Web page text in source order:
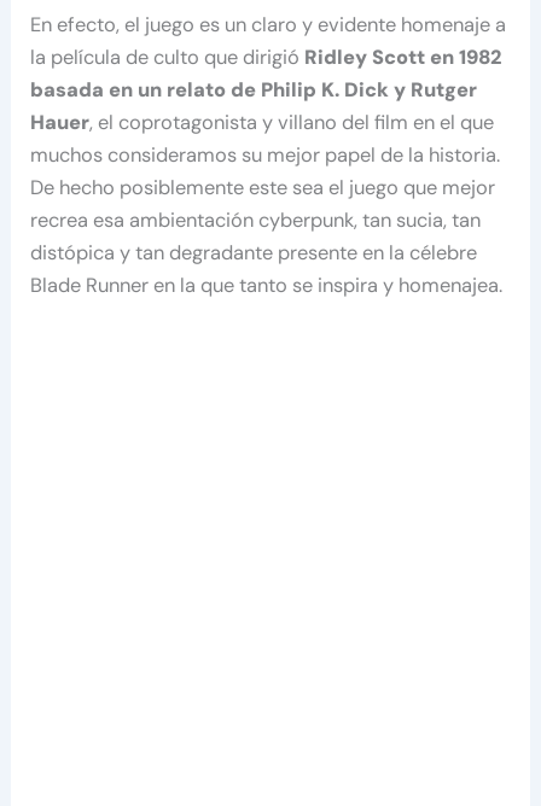
En efecto, el juego es un claro y evidente homenaje a
la película de culto que dirigió Ridley Scott en 1982
basada en un relato de Philip K. Dick y Rutger
Hauer, el coprotagonista y villano del film en el que
muchos consideramos su mejor papel de la historia.
De hecho posiblemente este sea el juego que mejor
recrea esa ambientación cyberpunk, tan sucia, tan
distópica y tan degradante presente en la célebre
Blade Runner en la que tanto se inspira y homenajea.